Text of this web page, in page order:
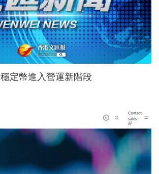
HKDAP打頭陣 穩定幣進入營運新階段